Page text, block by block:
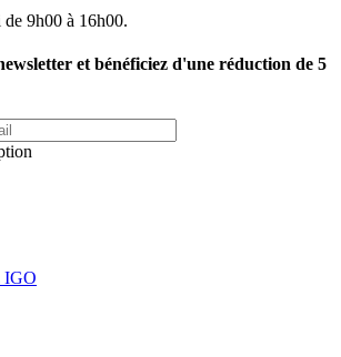
9h00 à 16h00.
et bénéficiez d'une réduction de 5
IGO